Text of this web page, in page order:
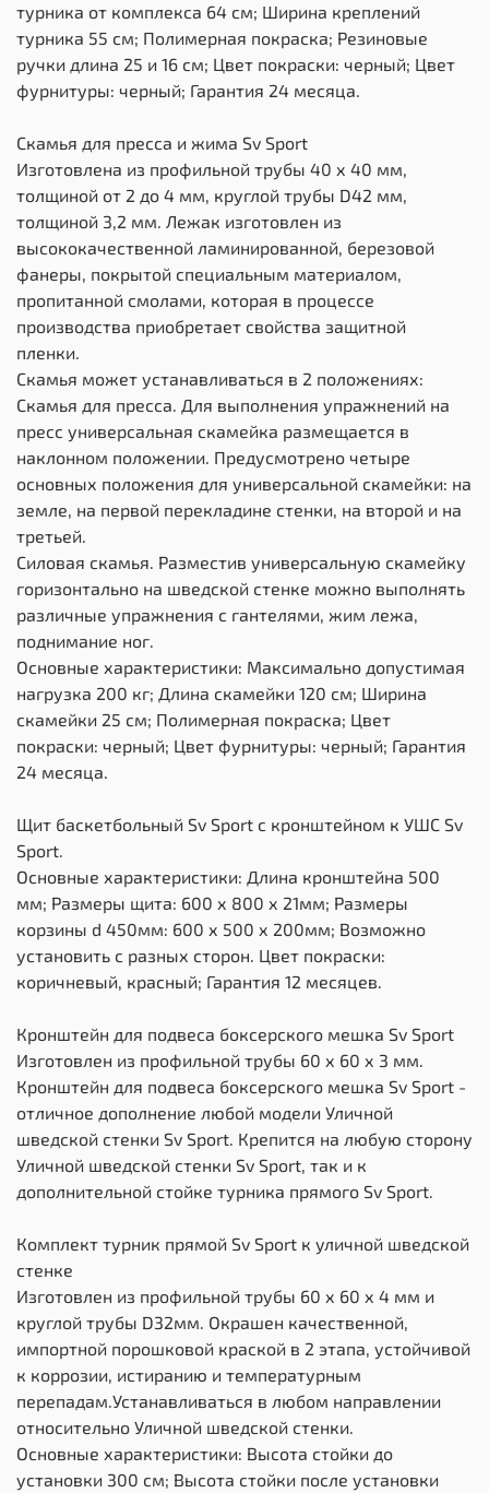
турника от комплекса 64 см; Ширина креплений
турника 55 см; Полимерная покраска; Резиновые
ручки длина 25 и 16 см; Цвет покраски: черный; Цвет
фурнитуры: черный; Гарантия 24 месяца.
Скамья для пресса и жима Sv Sport
Изготовлена из профильной трубы 40 х 40 мм,
толщиной от 2 до 4 мм, круглой трубы D42 мм,
толщиной 3,2 мм. Лежак изготовлен из
высококачественной ламинированной, березовой
фанеры, покрытой специальным материалом,
пропитанной смолами, которая в процессе
производства приобретает свойства защитной
пленки.
Скамья может устанавливаться в 2 положениях:
Скамья для пресса. Для выполнения упражнений на
пресс универсальная скамейка размещается в
наклонном положении. Предусмотрено четыре
основных положения для универсальной скамейки: на
земле, на первой перекладине стенки, на второй и на
третьей.
Силовая скамья. Разместив универсальную скамейку
горизонтально на шведской стенке можно выполнять
различные упражнения с гантелями, жим лежа,
поднимание ног.
Основные характеристики: Максимально допустимая
нагрузка 200 кг; Длина скамейки 120 см; Ширина
скамейки 25 см; Полимерная покраска; Цвет
покраски: черный; Цвет фурнитуры: черный; Гарантия
24 месяца.
Щит баскетбольный Sv Sport c кронштейном к УШС Sv
Sport.
Основные характеристики: Длина кронштейна 500
мм; Размеры щита: 600 х 800 х 21мм; Размеры
корзины d 450мм: 600 х 500 х 200мм; Возможно
установить с разных сторон. Цвет покраски:
коричневый, красный; Гарантия 12 месяцев.
Кронштейн для подвеса боксерского мешка Sv Sport
Изготовлен из профильной трубы 60 х 60 х 3 мм.
Кронштейн для подвеса боксерского мешка Sv Sport -
отличное дополнение любой модели Уличной
шведской стенки Sv Sport. Крепится на любую сторону
Уличной шведской стенки Sv Sport, так и к
дополнительной стойке турника прямого Sv Sport.
Комплект турник прямой Sv Sport к уличной шведской
стенке
Изготовлен из профильной трубы 60 х 60 х 4 мм и
круглой трубы D32мм. Окрашен качественной,
импортной порошковой краской в 2 этапа, устойчивой
к коррозии, истиранию и температурным
перепадам.Устанавливаться в любом направлении
относительно Уличной шведской стенки.
Основные характеристики: Высота стойки до
установки 300 см; Высота стойки после установки